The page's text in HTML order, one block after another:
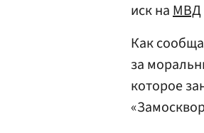
иск наМВД
Как
за
которое